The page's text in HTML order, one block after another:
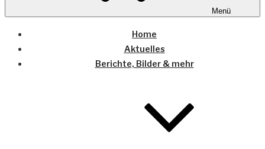
Menü
Home
Aktuelles
Berichte, Bilder & mehr